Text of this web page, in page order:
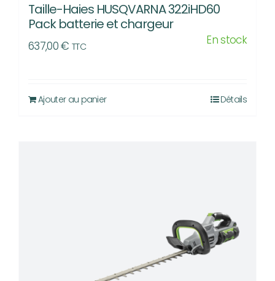
Taille-Haies HUSQVARNA 322iHD60
Pack batterie et chargeur
637,00€ TTC En stock
Ajouter au panier Détails